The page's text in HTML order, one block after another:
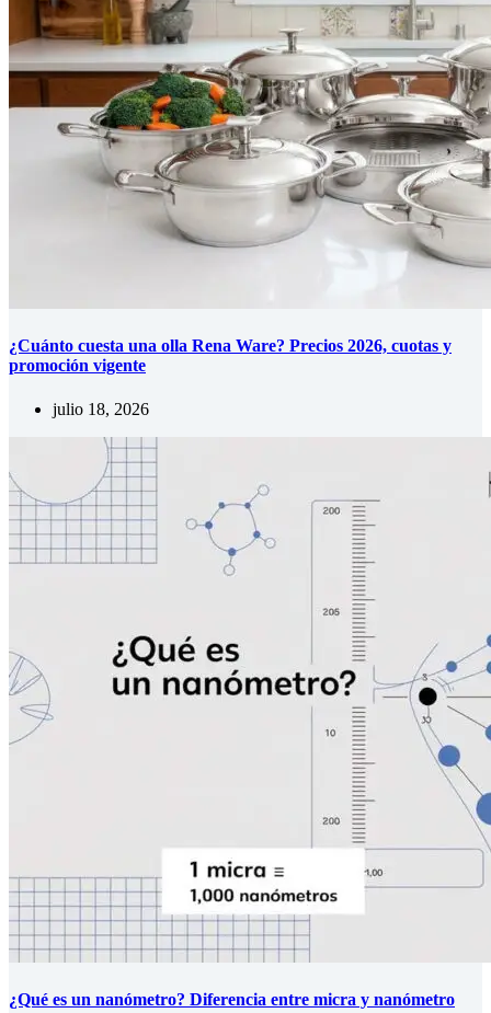
¿Cuánto cuesta una olla Rena Ware? Precios 2026, cuotas y
promoción vigente
julio 18, 2026
¿Qué es un nanómetro? Diferencia entre micra y nanómetro